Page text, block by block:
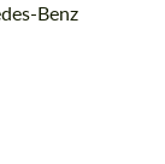
Benz